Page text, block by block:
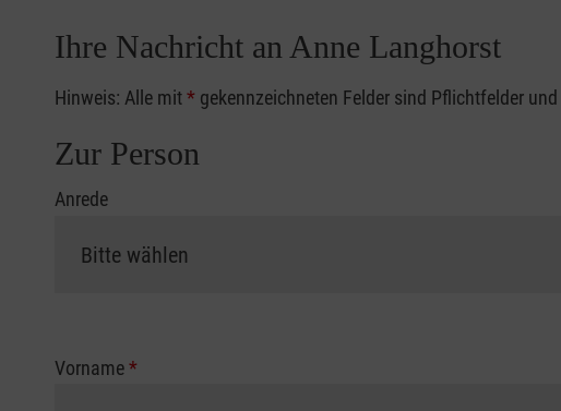
Ihre Nachricht an Anne Langhorst
Hinweis: Alle mit* gekennzeichneten Felder sind Pflichtfelder
Zur Person
Anrede
Vorname*